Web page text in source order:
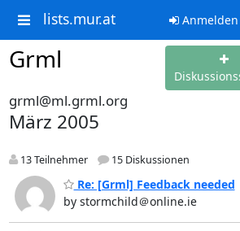
lists.mur.at Anmelden
Grml
grml@ml.grml.org
März 2005
13 Teilnehmer 15 Diskussionen
Re: [Grml] Feedback needed
by stormchild＠online.ie